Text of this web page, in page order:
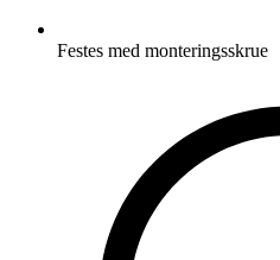
Festes med monteringsskrue